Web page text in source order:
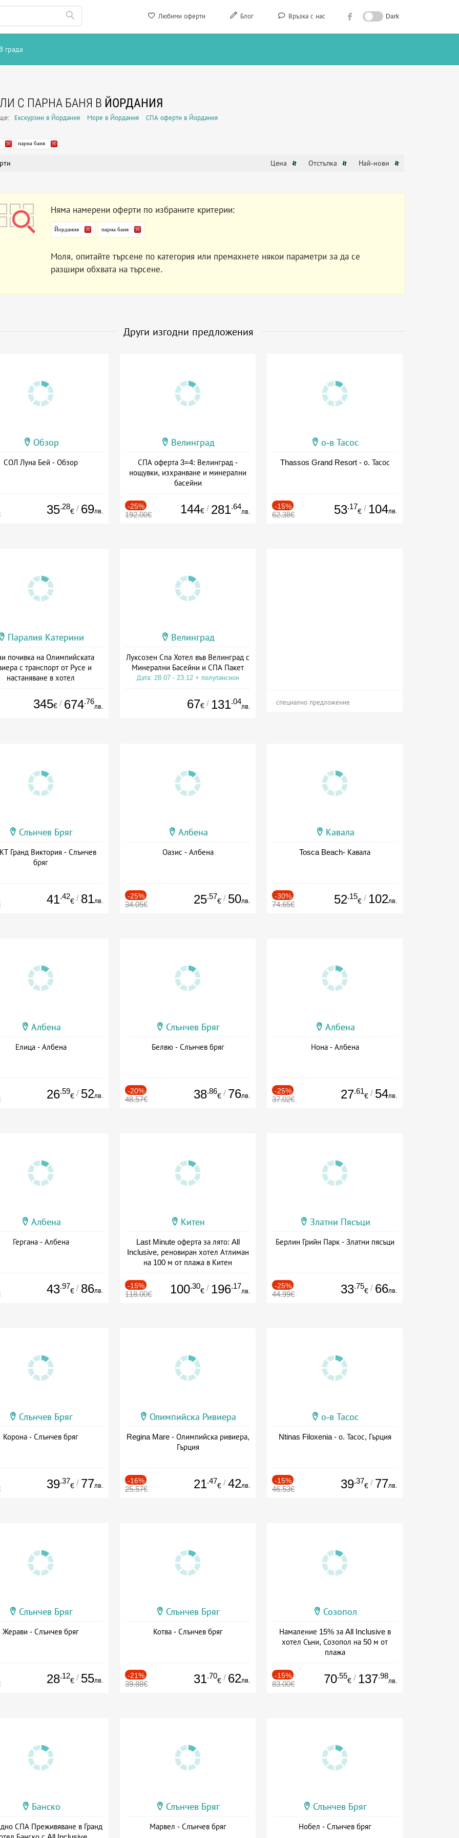
Любими оферти Блог Връзка с нас Dark
В града
С ПАРНА БАНЯ В ЙОРДАНИЯ
Екскурзии в Йордания Море в Йордания СПА оферти в Йордания
парна баня
Цена Отстъпка Най-нови
Няма намерени оферти по избраните критерии:
Йордания парна баня
Моля, опитайте търсене по категория или премахнете някои параметри за да се
разшири обхвата на търсене.
Други изгодни предложения
Обзор
СОЛ Луна Бей - Обзор
35.28
€ / 69лв.
Велинград
СПА оферта 3=4: Велинград -
нощувки, изхранване и минерални
басейни
-25%
192.00€ 144€ / 281.64
лв.
о-в Тасос
Thassos Grand Resort - о. Тасос
-15%
62.38€ 53.17
€ / 104лв.
Паралия Катерини
почивка на Олимпийската
с транспорт от Русе и
настаняване в хотел
345€ / 674.76
лв.
Велинград
Луксозен Спа Хотел във Велинград с
Минерални Басейни и СПА Пакет
Дата: 28.07 - 23.12 + полупансион
67€ / 131.04
лв. специално предложение
Слънчев Бряг
Гранд Виктория - Слънчев
бряг
41.42
€ / 81лв.
Албена
Оазис - Албена
-25%
34.05€ 25.57
€ / 50лв.
Кавала
Tosca Beach- Кавала
-30%
74.65€ 52.15
€ / 102лв.
Албена
Елица - Албена
26.59
€ / 52лв.
Слънчев Бряг
Белвю - Слънчев бряг
-20%
48.57€ 38.86
€ / 76лв.
Албена
Нона - Албена
-25%
37.02€ 27.61
€ / 54лв.
Албена
Гергана - Албена
43.97
€ / 86лв.
Китен
Last Minute оферта за лято: All
Inclusive, реновиран хотел Атлиман
на 100 м от плажа в Китен
-15%
118.00€ 100.30
€ / 196.17
лв.
Златни Пясъци
Берлин Грийн Парк - Златни пясъци
-25%
44.99€ 33.75
€ / 66лв.
Слънчев Бряг
Корона - Слънчев бряг
39.37
€ / 77лв.
Олимпийска Ривиера
Regina Mare - Олимпийска ривиера,
Гърция
-16%
25.57€ 21.47
€ / 42лв.
о-в Тасос
Ntinas Filoxenia - о. Тасос, Гърция
-15%
46.53€ 39.37
€ / 77лв.
Слънчев Бряг
Жерави - Слънчев бряг
28.12
€ / 55лв.
Слънчев Бряг
Котва - Слънчев бряг
-21%
39.88€ 31.70
€ / 62лв.
Созопол
Намаление 15% за All Inclusive в
хотел Съни, Созопол на 50 м от
плажа
-15%
83.00€ 70.55
€ / 137.98
лв.
Банско
СПА Преживяване в Гранд
Слънчев Бряг
Марвел - Слънчев бряг
Слънчев Бряг
Нобел - Слънчев бряг